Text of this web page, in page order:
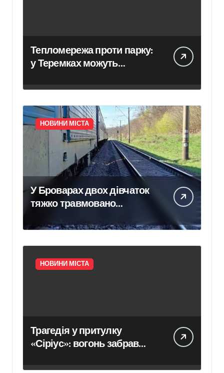
Тепломережа проти парку:
у Теремках можуть
НОВИНИ МІСТА
У Броварах двох дівчаток
тяжко травмовано
НОВИНИ МІСТА
Трагедія у притулку
«Сіріус»: вогонь забрав